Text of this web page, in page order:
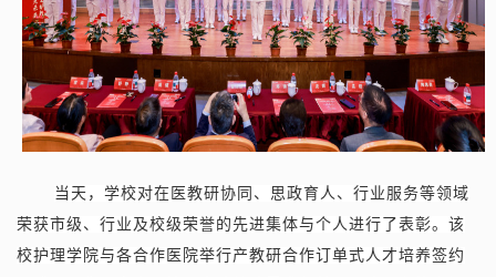
当天，学校对在医教研协同、思政育人、行业服务等领域
荣获市级、行业及校级荣誉的先进集体与个人进行了表彰。该
校护理学院与各合作医院举行产教研合作订单式人才培养签约